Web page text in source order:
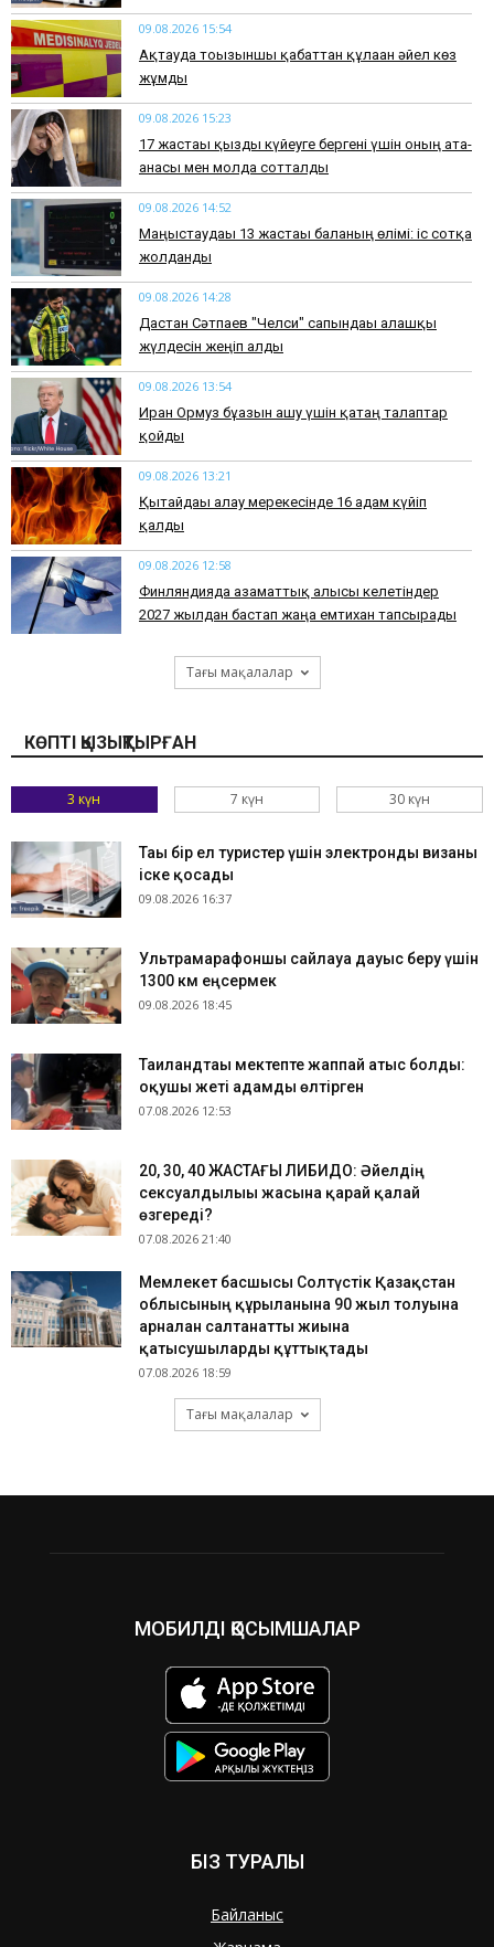
09.08.2026 15:54
Ақтауда тоғызыншы қабаттан құлаған әйел көз
жұмды
09.08.2026 15:23
17 жастағы қызды күйеуге бергені үшін оның ата-
анасы мен молда сотталды
09.08.2026 14:52
Маңғыстаудағы 13 жастағы баланың өлімі: іс сотқа
жолданды
09.08.2026 14:28
Дастан Сәтпаев "Челси" сапындағы алғашқы
жүлдесін жеңіп алды
09.08.2026 13:54
Иран Ормуз бұғазын ашу үшін қатаң талаптар
қойды
09.08.2026 13:21
Қытайдағы алау мерекесінде 16 адам күйіп
қалды
09.08.2026 12:58
Финляндияда азаматтық алғысы келетіндер
2027 жылдан бастап жаңа емтихан тапсырады
Тағы мақалалар
КӨПТІ ҚЫЗЫҚТЫРҒАН
3 күн 7 күн 30 күн
Тағы бір ел туристер үшін электронды визаны
іске қосады
09.08.2026 16:37
Ультрамарафоншы сайлауға дауыс беру үшін
1300 км еңсермек
09.08.2026 18:45
Таиландтағы мектепте жаппай атыс болды:
оқушы жеті адамды өлтірген
07.08.2026 12:53
​20, 30, 40 ЖАСТАҒЫ ЛИБИДО: Әйелдің
сексуалдылығы жасына қарай қалай
өзгереді?
07.08.2026 21:40
Мемлекет басшысы Солтүстік Қазақстан
облысының құрылғанына 90 жыл толуына
арналған салтанатты жиынға
қатысушыларды құттықтады
07.08.2026 18:59
Тағы мақалалар
МОБИЛДІ ҚОСЫМШАЛАР
БІЗ ТУРАЛЫ
Байланыс